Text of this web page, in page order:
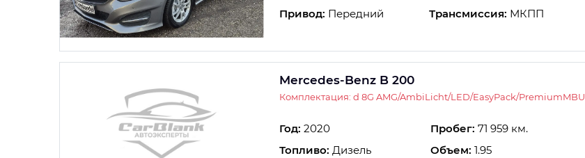
Привод: Передний Трансмиссия: МКПП
Mercedes-Benz B 200
Комплектация: d 8G AMG/AmbiLicht/LED/EasyPack/PremiumMBU
Год: 2020 Пробег: 71 959 км.
Топливо: Дизель Объем: 1.95